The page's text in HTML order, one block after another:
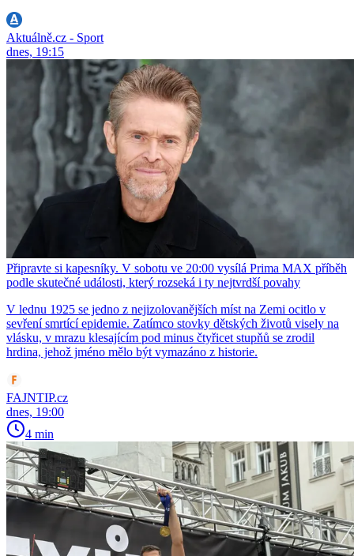
Aktuálně.cz - Sport
dnes, 19:15
Připravte si kapesníky. V sobotu ve 20:00 vysílá Prima MAX příběh
podle skutečné události, který rozseká i ty nejtvrdší povahy
V lednu 1925 se jedno z nejizolovanějších míst na Zemi ocitlo v
sevření smrtící epidemie. Zatímco stovky dětských životů visely na
vlásku, v mrazu klesajícím pod minus čtyřicet stupňů se zrodil
hrdina, jehož jméno mělo být vymazáno z historie.
FAJNTIP.cz
dnes, 19:00
4 min